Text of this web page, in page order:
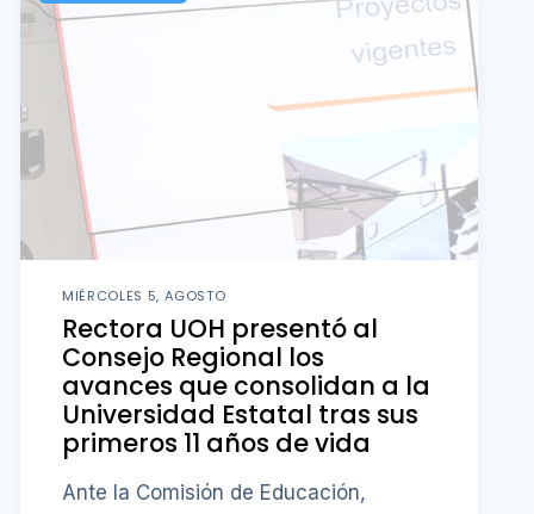
MIÉRCOLES 5, AGOSTO
Rectora UOH presentó al
Consejo Regional los
avances que consolidan a la
Universidad Estatal tras sus
primeros 11 años de vida
Ante la Comisión de Educación,